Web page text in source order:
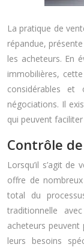
La pratique de
répandue,
les acheteurs. En
immobilières,
considérables
négociations. Il
qui peuvent
Contrôle
Lorsqu’il s’agit
offre de
total du
traditionnelle
acheteurs peuvent
leurs besoins